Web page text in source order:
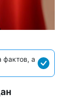
фактов, а